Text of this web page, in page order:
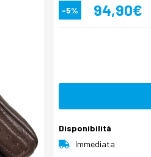
-5% 94,90€
Disponibilità
Immediata